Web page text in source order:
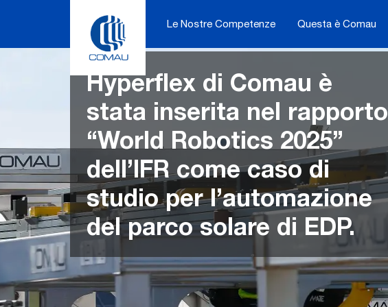
Le Nostre Competenze Questa è Comau
Hyperflex di Comau è
stata inserita nel rapporto
“World Robotics 2025”
dell’IFR come caso di
studio per l’automazione
del parco solare di EDP.